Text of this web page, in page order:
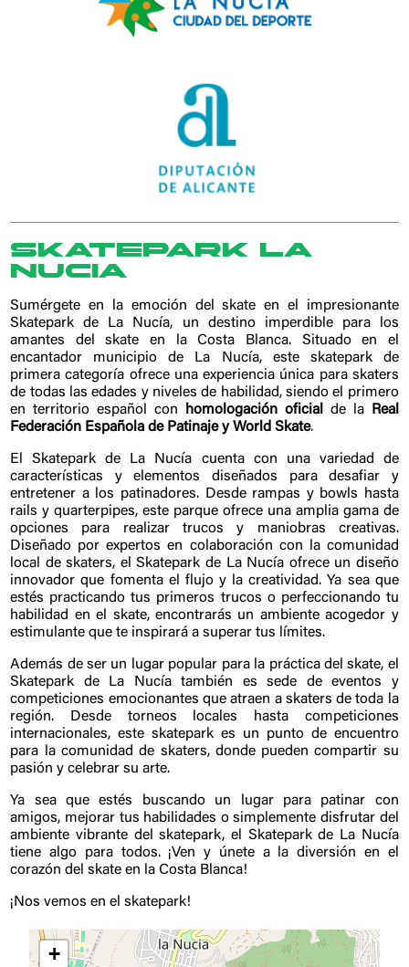
SKATEPARK LA
NUCIA
Sumérgete en la emoción del skate en el impresionante
Skatepark de La Nucía, un destino imperdible para los
amantes del skate en la Costa Blanca. Situado en el
encantador municipio de La Nucía, este skatepark de
primera categoría ofrece una experiencia única para skaters
de todas las edades y niveles de habilidad, siendo el primero
en territorio español con
homologación oficial de la
Real
Federación Española de Patinaje y World Skate.
El Skatepark de La Nucía cuenta con una variedad de
características y elementos diseñados para desafiar y
entretener a los patinadores. Desde rampas y bowls hasta
rails y quarterpipes, este parque ofrece una amplia gama de
opciones para realizar trucos y maniobras creativas.
Diseñado por expertos en colaboración con la comunidad
local de skaters, el Skatepark de La Nucía ofrece un diseño
innovador que fomenta el flujo y la creatividad. Ya sea que
estés practicando tus primeros trucos o perfeccionando tu
habilidad en el skate, encontrarás un ambiente acogedor y
estimulante que te inspirará a superar tus límites.
Además de ser un lugar popular para la práctica del skate, el
Skatepark de La Nucía también es sede de eventos y
competiciones emocionantes que atraen a skaters de toda la
región. Desde torneos locales hasta competiciones
internacionales, este skatepark es un punto de encuentro
para la comunidad de skaters, donde pueden compartir su
pasión y celebrar su arte.
Ya sea que estés buscando un lugar para patinar con
amigos, mejorar tus habilidades o simplemente disfrutar del
ambiente vibrante del skatepark, el Skatepark de La Nucía
tiene algo para todos. ¡Ven y únete a la diversión en el
corazón del skate en la Costa Blanca!
¡Nos vemos en el skatepark!
+